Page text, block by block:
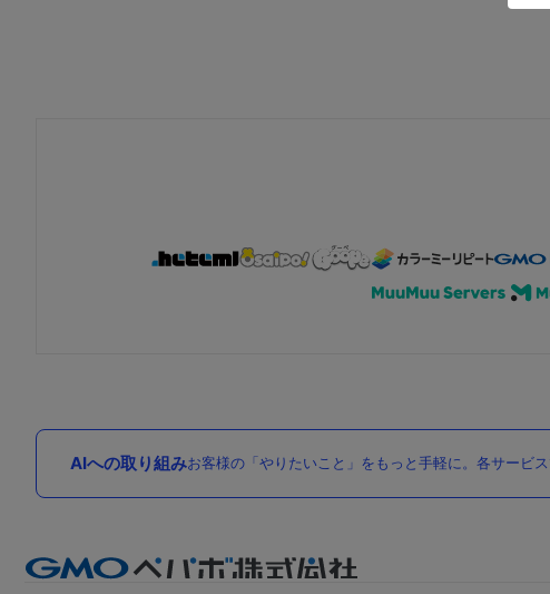
AIへの取り組みお客様の「やりたいこと」をもっと手軽に。各サービ